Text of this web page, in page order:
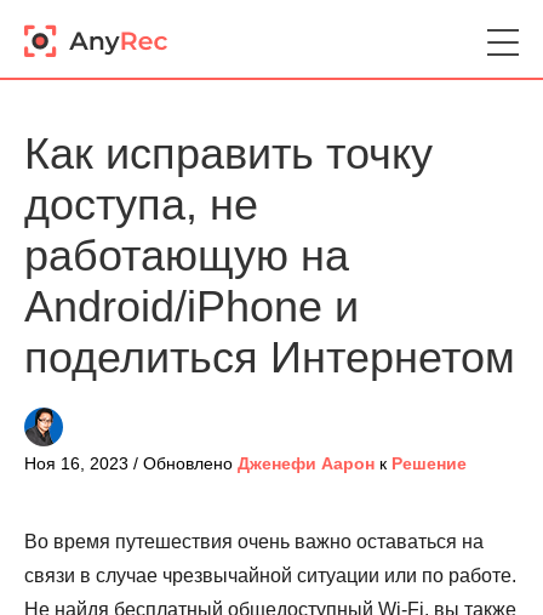
Как исправить точку
доступа, не
работающую на
Android/iPhone и
поделиться Интернетом
Ноя 16, 2023 / Обновлено Дженефи Аарон к Решение
Во время путешествия очень важно оставаться на
связи в случае чрезвычайной ситуации или по работе.
Не найдя бесплатный общедоступный Wi-Fi, вы также